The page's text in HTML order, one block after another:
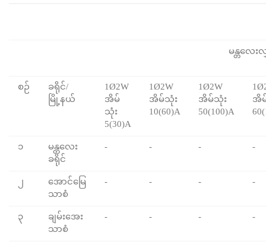
မန္တလေ
စဉ်
ခရိုင်/
မြို့နယ်
1Ø2W
အိမ်
သုံး
5(30)A
1Ø2W
အိမ်သုံး
10(60)A
1Ø2W
အိမ်သုံး
50(100)A
အိ
၁
မန္တလေး
ခရိုင်
- - -
-
၂
အောင်မြေ
သာစံ
- - -
-
၃
ချမ်းအေး
သာစံ
- - -
-